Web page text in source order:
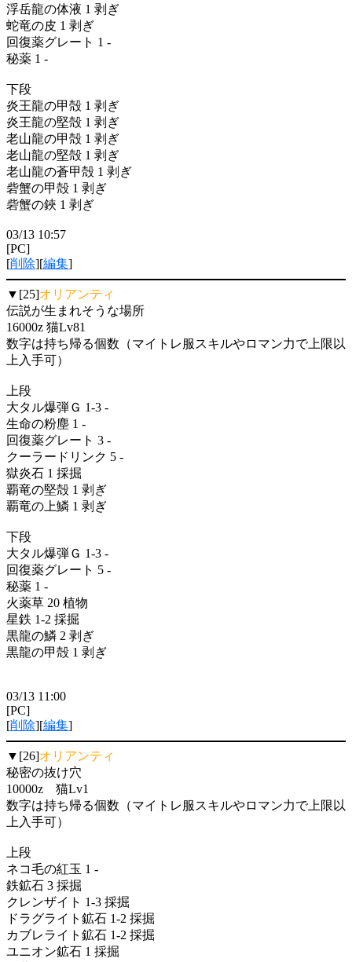
浮岳龍の体液 1 剥ぎ
蛇竜の皮 1 剥ぎ
回復薬グレート 1 -
秘薬 1 -
下段
炎王龍の甲殻 1 剥ぎ
炎王龍の堅殻 1 剥ぎ
老山龍の甲殻 1 剥ぎ
老山龍の堅殻 1 剥ぎ
老山龍の蒼甲殻 1 剥ぎ
砦蟹の甲殻 1 剥ぎ
砦蟹の鋏 1 剥ぎ
03/13 10:57
[PC]
[削除][編集]
▼[25]オリアンティ
伝説が生まれそうな場所
16000z 猫Lv81
数字は持ち帰る個数（マイトレ服スキルやロマン力で上限以
上入手可）
上段
大タル爆弾Ｇ 1-3 -
生命の粉塵 1 -
回復薬グレート 3 -
クーラードリンク 5 -
獄炎石 1 採掘
覇竜の堅殻 1 剥ぎ
覇竜の上鱗 1 剥ぎ
下段
大タル爆弾Ｇ 1-3 -
回復薬グレート 5 -
秘薬 1 -
火薬草 20 植物
星鉄 1-2 採掘
黒龍の鱗 2 剥ぎ
黒龍の甲殻 1 剥ぎ
03/13 11:00
[PC]
[削除][編集]
▼[26]オリアンティ
秘密の抜け穴
10000z 猫Lv1
数字は持ち帰る個数（マイトレ服スキルやロマン力で上限以
上入手可）
上段
ネコ毛の紅玉 1 -
鉄鉱石 3 採掘
クレンザイト 1-3 採掘
ドラグライト鉱石 1-2 採掘
カブレライト鉱石 1-2 採掘
ユニオン鉱石 1 採掘